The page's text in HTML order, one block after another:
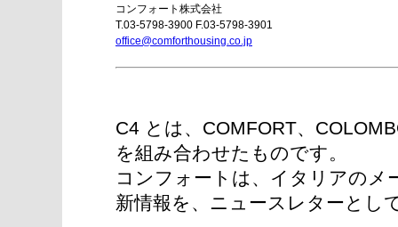
コンフォート株式会社
T.03-5798-3900 F.03-5798-3901
office@comforthousing.co.jp
C4 とは、COMFORT、
を組み合わせたものです。
コンフォートは、イタリアのメ
新情報を、ニュースレターとし